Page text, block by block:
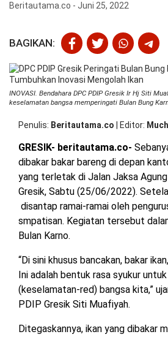
PEMERINTAHAN
PENDIDIKAN
BERITABARU.CO
KABARBARU.CO
SERIKATNEWS.COM
PEWARTANUSANTARA.COM
LANGGAR.CO
JOBNAS.COM
SURAU.CO
REDAKSI
TENTANG
KAMI
KERJASAMA
PEDOMAN
MEDIA
CYBER
Beritautama.co - Juni 25, 2022
BAGIKAN:
INOVASI. Bendahara DPC PDIP Gresik Ir Hj Siti
keselamatan bangsa memperingati Bulan Bung
Penulis Beritautama.co Editor
GRESIK- beritautama.co-
dibakar bakar bareng di depan
yang terletak di Jalan Jaksa
Gresik, Sabtu (25/06/2022).
disantap ramai-ramai oleh
smpatisan. Kegiatan tersebut
Bulan Karno.
“Di sini khusus bancakan, bakar
Ini adalah bentuk rasa syukur
(keselamatan-red) bangsa kita,”
PDIP Gresik Siti Muafiyah.
Ditegaskannya, ikan yang dibakar